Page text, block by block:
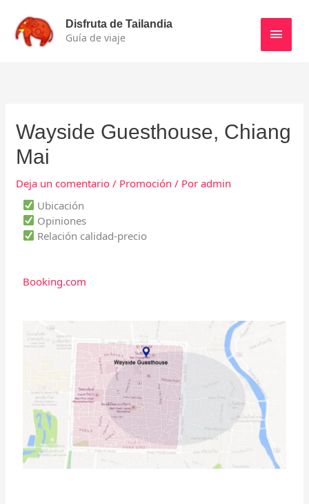
contenido
Disfruta de Tailandia
Guía de viaje
Menú
Wayside Guesthouse, Chiang
Mai
Deja un comentario / Promoción / Poradmin
Ubicación
Opiniones
Relación calidad-precio
Booking.com